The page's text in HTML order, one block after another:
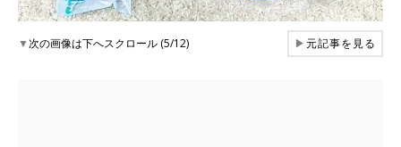
▼次の画像は下へスクロール (5/12) ▶元記事を見る